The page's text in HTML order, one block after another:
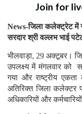
Join for
News-जिला कलेक्ट्रेट में
सरदार श्री वल्लभ भाई
भीलवाड़ा, 29 अक्टूबर।
उपलक्ष्य में मंगलवार को
गया और राष्ट्रीय एकता
अतिरिक्त जिला कलेक्टर
अधिकारियों और